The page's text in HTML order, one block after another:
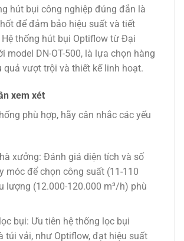
hút bụi công nghiệp đúng đắn là
để đảm bảo hiệu suất và tiết
thống hút bụi Optiflow từ Đại
model DN-OT-500, là lựa chọn hàng
quả vượt trội và thiết kế linh hoạt.
xem xét
phù hợp, hãy cân nhắc các yếu
xưởng: Đánh giá diện tích và số
móc để chọn công suất (11-110
lượng (12.000-120.000 m³/h) phù
bụi: Ưu tiên hệ thống lọc bụi
túi vải, như Optiflow, đạt hiệu suất